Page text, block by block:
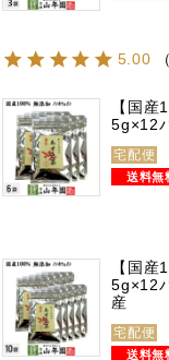
5.00
（
【国
5g×12
宅配便
【国
5g×12
産
宅配便